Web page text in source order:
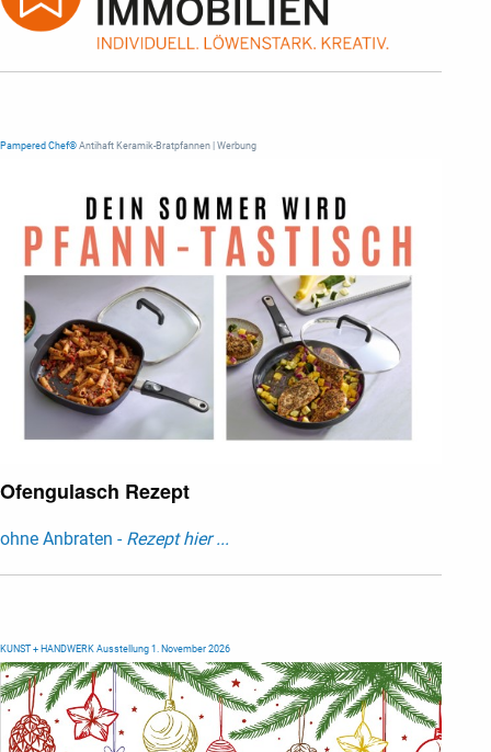
Pampered Chef® Antihaft Keramik-Bratpfannen | Werbung
Ofengulasch Rezept
ohne Anbraten - Rezept hier ...
KUNST + HANDWERK Ausstellung 1. November 2026